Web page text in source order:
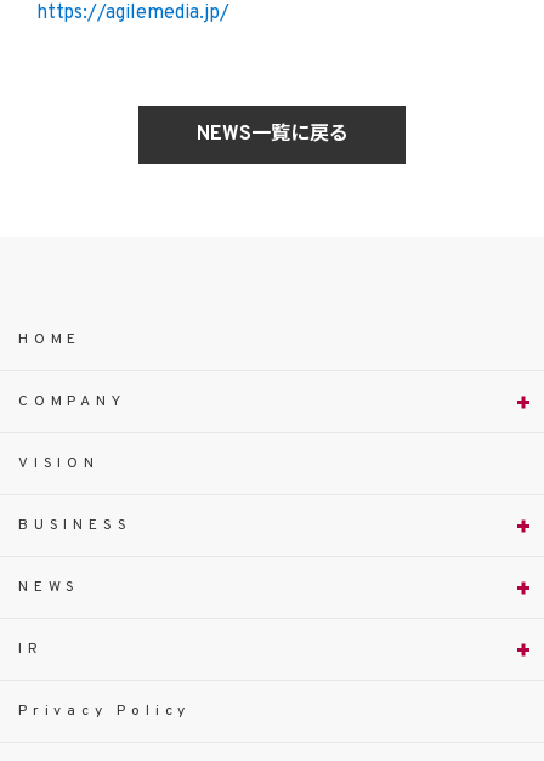
https://agilemedia.jp/
NEWS一覧に戻る
HOME
COMPANY
VISION
BUSINESS
NEWS
IR
Privacy Policy